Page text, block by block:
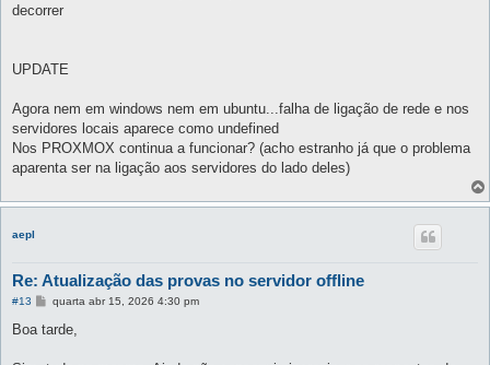
decorrer
UPDATE
Agora nem em windows nem em ubuntu...falha de ligação de rede e nos
servidores locais aparece como undefined
Nos PROXMOX continua a funcionar? (acho estranho já que o problema
aparenta ser na ligação aos servidores do lado deles)
aepl
Re: Atualização das provas no servidor offline
#13
M
n
quarta abr 15, 2026 4:30 pm
Boa tarde,